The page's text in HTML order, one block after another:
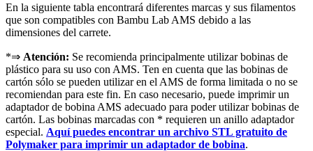
En la siguiente tabla encontrará diferentes marcas y sus filamentos
que son compatibles con Bambu Lab AMS debido a las
dimensiones del carrete.
*⇒ Atención: Se recomienda principalmente utilizar bobinas de
plástico para su uso con AMS. Ten en cuenta que las bobinas de
cartón sólo se pueden utilizar en el AMS de forma limitada o no se
recomiendan para este fin. En caso necesario, puede imprimir un
adaptador de bobina AMS adecuado para poder utilizar bobinas de
cartón. Las bobinas marcadas con * requieren un anillo adaptador
especial. Aquí puedes encontrar un archivo STL gratuito de
Polymaker para imprimir un adaptador de bobina.